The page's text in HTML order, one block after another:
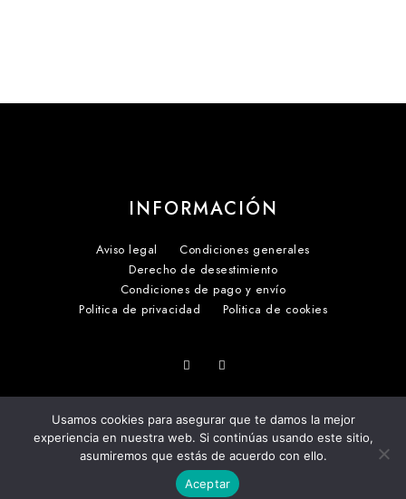
INFORMACIÓN
Aviso legal
Condiciones generales
Derecho de desestimiento
Condiciones de pago y envío
Politica de privacidad
Politica de cookies
COPYRIGHT 2025
Usamos cookies para asegurar que te damos la mejor
experiencia en nuestra web. Si continúas usando este sitio,
asumiremos que estás de acuerdo con ello.
Aceptar